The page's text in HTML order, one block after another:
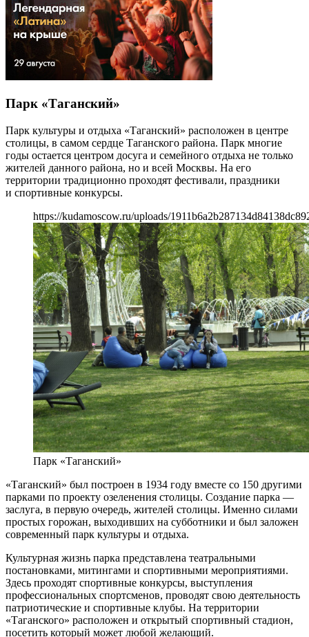
Парк «Таганский»
Парк культуры и отдыха «Таганский» расположен в центре
столицы, в самом сердце Таганского района. Парк многие
годы остается центром досуга и семейного отдыха не только
жителей данного района, но и всей Москвы. На его
территории традиционно проходят фестивали, праздники
и спортивные конкурсы.
https://kudamoscow.ru/uploads/
Парк «Таганский»
«Таганский» был построен в 1934 году вместе со 150 другими
парками по проекту озеленения столицы. Создание парка —
заслуга, в первую очередь, жителей столицы. Именно силами
простых горожан, выходивших на субботники и был заложен
современный парк культуры и отдыха.
Культурная жизнь парка представлена театральными
постановками, митингами и спортивными мероприятиями.
Здесь проходят спортивные конкурсы, выступления
профессиональных спортсменов, проводят свою деятельность
патриотические и спортивные клубы. На территории
«Таганского» расположен и открытый спортивный стадион,
посетить который может любой желающий.